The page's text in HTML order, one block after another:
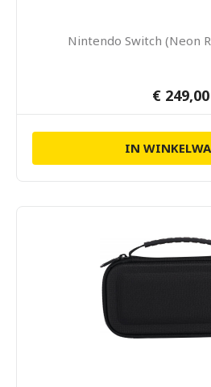
Nintendo Switch (Neon
€ 249,00
IN